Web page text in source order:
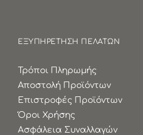
ΕΞΥΠΗΡΕΤΗΣΗ ΠΕΛΑΤΩΝ
Τρόποι Πληρωμής
Αποστολή Προϊόντων
Επιστροφές Προϊόντων
Όροι Χρήσης
Ασφάλεια Συναλλαγών